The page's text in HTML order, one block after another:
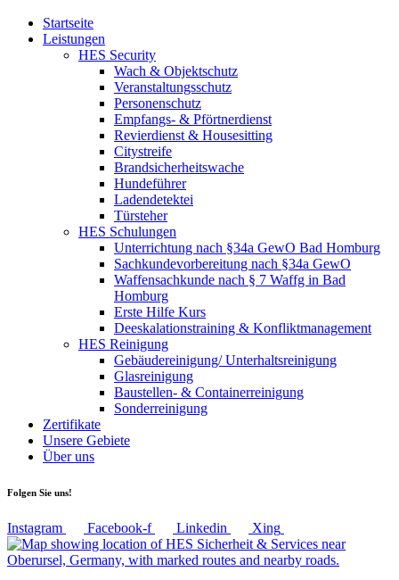
Startseite
Leistungen
HES Security
Wach & Objektschutz
Veranstaltungsschutz
Personenschutz
Empfangs- & Pförtnerdienst
Revierdienst & Housesitting
Citystreife
Brandsicherheitswache
Hundeführer
Ladendetektei
Türsteher
HES Schulungen
Unterrichtung nach §34a GewO Bad Homburg
Sachkundevorbereitung nach §34a GewO
Waffensachkunde nach § 7 Waffg in Bad
Homburg
Erste Hilfe Kurs
Deeskalationstraining & Konfliktmanagement
HES Reinigung
Gebäudereinigung/ Unterhaltsreinigung
Glasreinigung
Baustellen- & Containerreinigung
Sonderreinigung
Zertifikate
Unsere Gebiete
Über uns
Folgen Sie uns!
Instagram Facebook-f Linkedin Xing